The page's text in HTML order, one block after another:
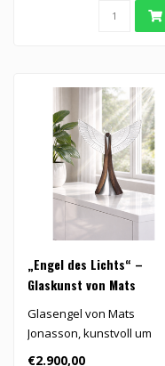
„Engel des Lichts“ –
Glaskunst von Mats
Jonasson in limitierter
Auflage
Glasengel von Mats
Jonasson, kunstvoll um
einen schlanken Stahlkern
€2.900,00